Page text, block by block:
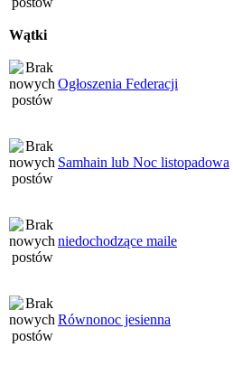
Wątki
Ogłoszenia Federacji
Samhain lub Noc listopadowa
niedochodzące maile
Równonoc jesienna